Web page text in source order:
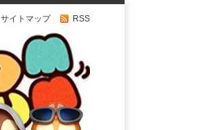
サイトマップ RSS